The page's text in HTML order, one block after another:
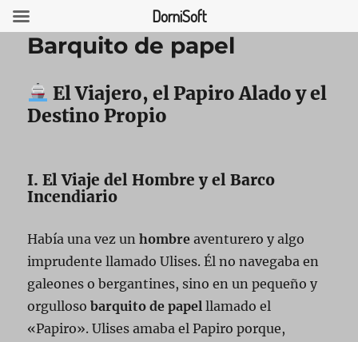
Barquito de papel
El Viajero, el Papiro Alado y el
Destino Propio
I. El Viaje del Hombre y el Barco
Incendiario
Había una vez unhombre aventurero y algo
imprudente llamado Ulises. Él no navegaba en
galeones o bergantines, sino en un pequeño y
orgullosobarquito de papel llamado el
«Papiro». Ulises amaba el Papiro porque,
DorniSoft